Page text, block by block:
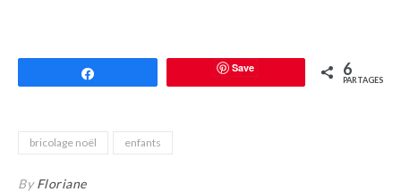
Save 6
PARTAGES
bricolage noël enfants
ByFloriane